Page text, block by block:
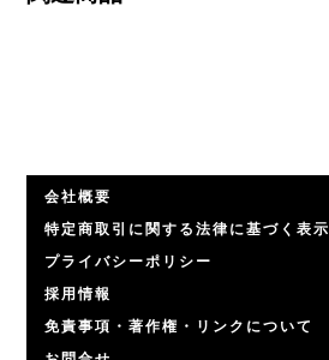
会社概要
特定商取引に関する法律に基づく表示
プライバシーポリシー
採用情報
免責事項・著作権・リンクについて